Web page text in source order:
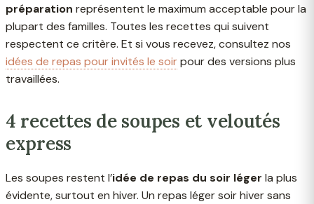
préparation représentent le maximum acceptable pour la
plupart des familles. Toutes les recettes qui suivent
respectent ce critère. Et si vous recevez, consultez nos
idées de repas pour invités le soirpour des versions plus
travaillées.
4 recettes de soupes et veloutés
express
Les soupes restent l’idée de repas du soir léger la plus
évidente, surtout en hiver. Un repas léger soir hiver sans